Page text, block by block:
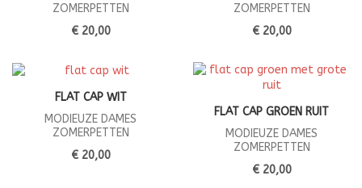
ZOMERPETTEN
€ 20,00
ZOMERPETTEN
€ 20,00
FLAT CAP WIT
MODIEUZE DAMES
ZOMERPETTEN
€ 20,00
FLAT CAP GROEN RUIT
MODIEUZE DAMES
ZOMERPETTEN
€ 20,00